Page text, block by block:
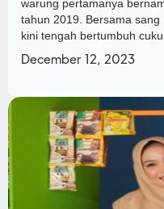
warung pertamanya
tahun 2019. Bersama
kini tengah bertumbuh
December 12, 2023